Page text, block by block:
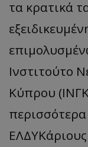
τα κρατικά
Ινστιτούτο
Κύπρου